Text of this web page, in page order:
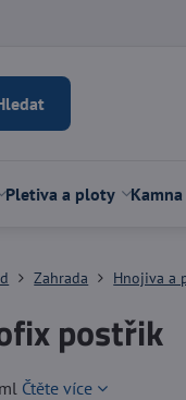
Pletiva a ploty
Zahrada Hnojiva a
postřik
Čtěte více